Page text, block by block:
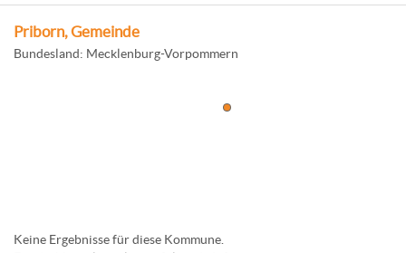
Priborn, Gemeinde
Bundesland: Mecklenburg-Vorpommern
Keine Ergebnisse für diese Kommune.